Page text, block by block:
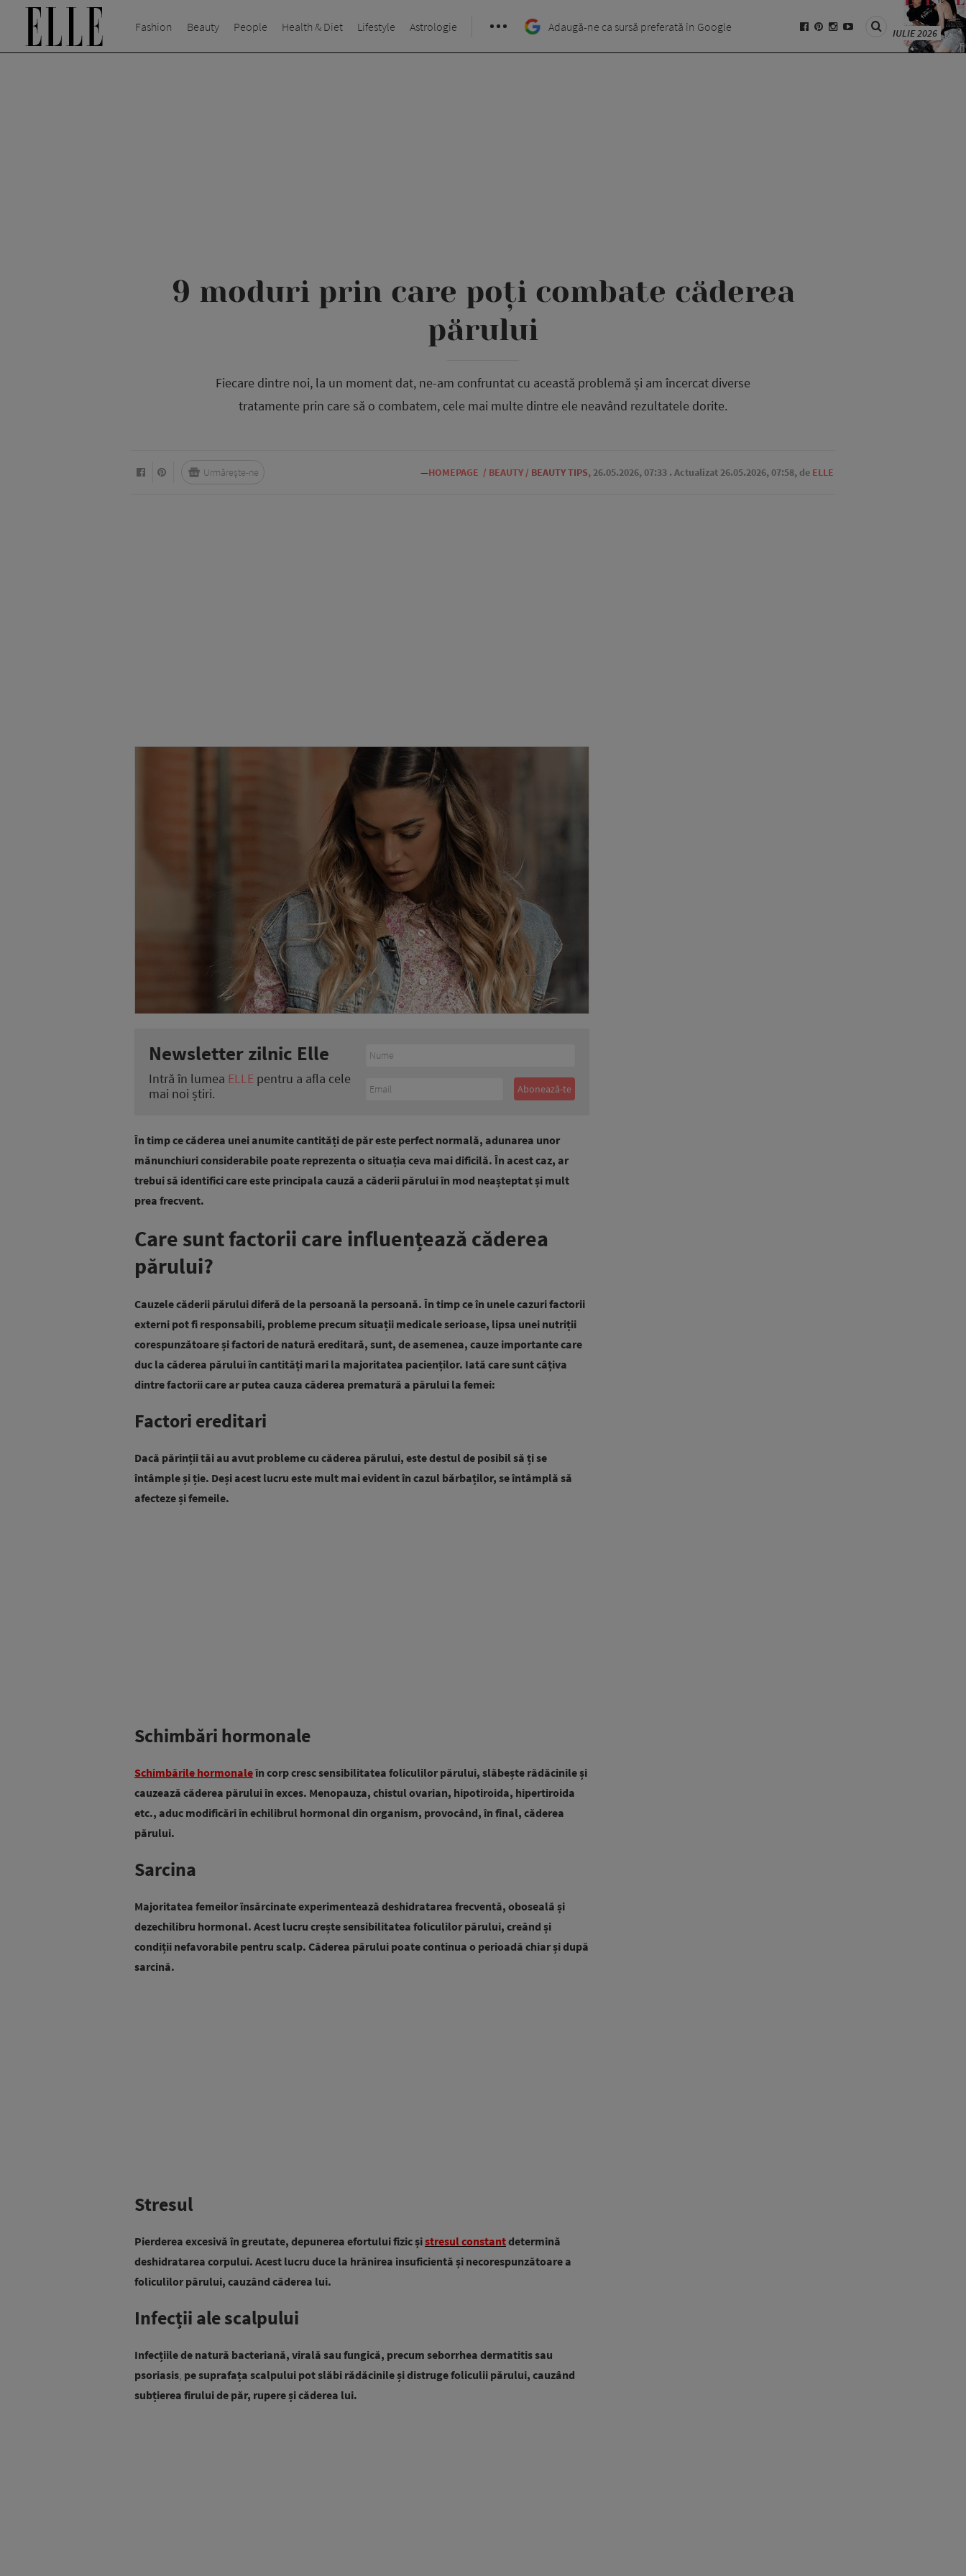
Fashion Beauty People Health & Diet Lifestyle Astrologie Adaugă-ne ca sursă preferată în Google IULIE 2026
9 moduri prin care poți combate căderea
părului
Fiecare dintre noi, la un moment dat, ne-am confruntat cu această problemă și am încercat diverse
tratamente prin care să o combatem, cele mai multe dintre ele neavând rezultatele dorite.
—HOMEPAGE / BEAUTY / BEAUTY TIPS, 26.05.2026, 07:33 . Actualizat 26.05.2026, 07:58, de ELLE
Urmărește-ne
Newsletter zilnic Elle
Intră în lumea ELLE pentru a afla cele
mai noi știri.
În timp ce căderea unei anumite cantități de păr este perfect normală, adunarea unor
mănunchiuri considerabile poate reprezenta o situația ceva mai dificilă. În acest caz, ar
trebui să identifici care este principala cauză a căderii părului în mod neașteptat și mult
prea frecvent.
Care sunt factorii care influențează căderea
părului?
Cauzele căderii părului diferă de la persoană la persoană. În timp ce în unele cazuri factorii
externi pot fi responsabili, probleme precum situații medicale serioase, lipsa unei nutriții
corespunzătoare și factori de natură ereditară, sunt, de asemenea, cauze importante care
duc la căderea părului în cantități mari la majoritatea pacienților. Iată care sunt câțiva
dintre factorii care ar putea cauza căderea prematură a părului la femei:
Factori ereditari
Dacă părinții tăi au avut probleme cu căderea părului, este destul de posibil să ți se
întâmple și ție. Deși acest lucru este mult mai evident în cazul bărbaților, se întâmplă să
afecteze și femeile.
Schimbări hormonale
Schimbările hormonaleîn corp cresc sensibilitatea foliculilor părului, slăbește rădăcinile și
cauzează căderea părului în exces. Menopauza, chistul ovarian, hipotiroida, hipertiroida
etc., aduc modificări în echilibrul hormonal din organism, provocând, în final, căderea
părului.
Sarcina
Majoritatea femeilor însărcinate experimentează deshidratarea frecventă, oboseală și
dezechilibru hormonal. Acest lucru crește sensibilitatea foliculilor părului, creând și
condiții nefavorabile pentru scalp. Căderea părului poate continua o perioadă chiar și după
sarcină.
Stresul
Pierderea excesivă în greutate, depunerea efortului fizic șistresul constantdetermină
deshidratarea corpului. Acest lucru duce la hrănirea insuficientă și necorespunzătoare a
foliculilor părului, cauzând căderea lui.
Infecții ale scalpului
Infecțiile de natură bacteriană, virală sau fungică, precum seborrhea dermatitis sau
psoriasis, pe suprafața scalpului pot slăbi rădăcinile și distruge foliculii părului, cauzând
subțierea firului de păr, rupere și căderea lui.